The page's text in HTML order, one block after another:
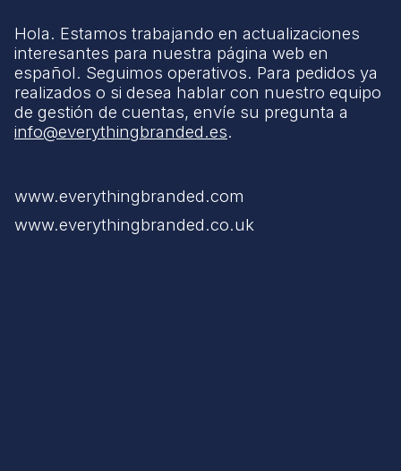
Hola. Estamos trabajando en actualizaciones
interesantes para nuestra página web en
español. Seguimos operativos. Para pedidos ya
realizados o si desea hablar con nuestro equipo
de gestión de cuentas, envíe su pregunta a
info@everythingbranded.es.
www.everythingbranded.com
www.everythingbranded.co.uk